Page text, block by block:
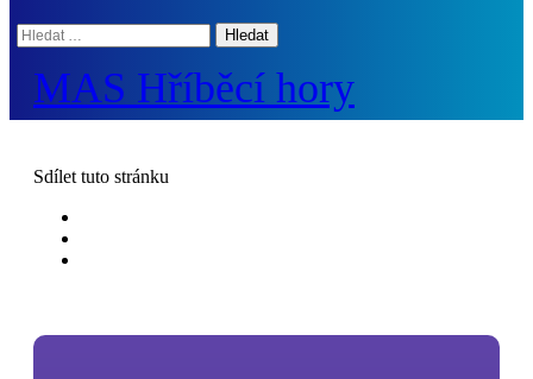
Hledat:
MAS Hříběcí hory
Sdílet tuto stránku